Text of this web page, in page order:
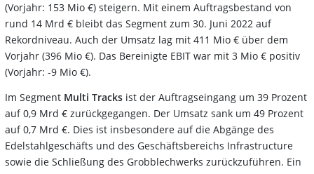
(Vorjahr: 153 Mio €) steigern. Mit einem Auftragsbestand von
rund 14 Mrd € bleibt das Segment zum 30. Juni 2022 auf
Rekordniveau. Auch der Umsatz lag mit 411 Mio € über dem
Vorjahr (396 Mio €). Das Bereinigte EBIT war mit 3 Mio € positiv
(Vorjahr: -9 Mio €).
Im Segment Multi Tracks ist der Auftragseingang um 39 Prozent
auf 0,9 Mrd € zurückgegangen. Der Umsatz sank um 49 Prozent
auf 0,7 Mrd €. Dies ist insbesondere auf die Abgänge des
Edelstahlgeschäfts und des Geschäftsbereichs Infrastructure
sowie die Schließung des Grobblechwerks zurückzuführen. Ein